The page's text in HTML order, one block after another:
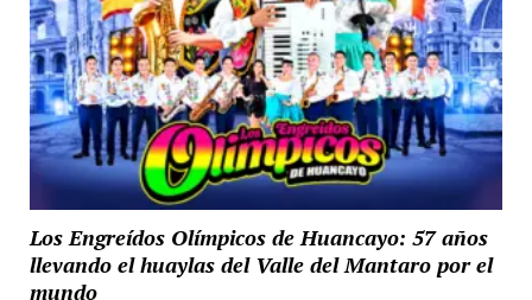
Los Engreídos Olímpicos de Huancayo: 57 años
llevando el huaylas del Valle del Mantaro por el
mundo